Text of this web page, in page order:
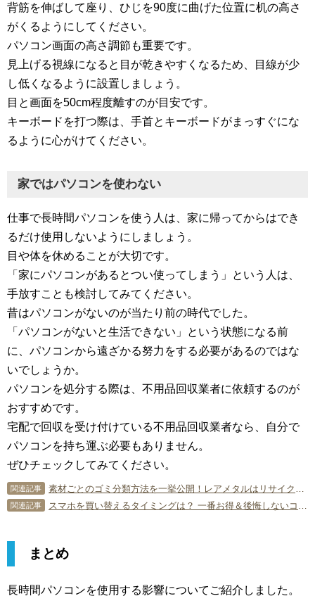
背筋を伸ばして座り、ひじを90度に曲げた位置に机の高さ
がくるようにしてください。
パソコン画面の高さ調節も重要です。
見上げる視線になると目が乾きやすくなるため、目線が少
し低くなるように設置しましょう。
目と画面を50cm程度離すのが目安です。
キーボードを打つ際は、手首とキーボードがまっすぐにな
るように心がけてください。
家ではパソコンを使わない
仕事で長時間パソコンを使う人は、家に帰ってからはでき
るだけ使用しないようにしましょう。
目や体を休めることが大切です。
「家にパソコンがあるとつい使ってしまう」という人は、
手放すことも検討してみてください。
昔はパソコンがないのが当たり前の時代でした。
「パソコンがないと生活できない」という状態になる前
に、パソコンから遠ざかる努力をする必要があるのではな
いでしょうか。
パソコンを処分する際は、不用品回収業者に依頼するのが
おすすめです。
宅配で回収を受け付けている不用品回収業者なら、自分で
パソコンを持ち運ぶ必要もありません。
ぜひチェックしてみてください。
関連記事
関連記事
まとめ
長時間パソコンを使用する影響についてご紹介しました。